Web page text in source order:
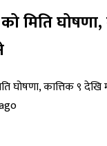
मिति